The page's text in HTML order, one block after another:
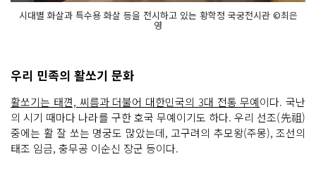
시대별 화살과 특수용 화살 등을 전시하고 있는 황학정 국궁전시관 ©최은
영
우리 민족의 활쏘기 문화
활쏘기는 태껸, 씨름과 더불어 대한민국의 3대 전통 무예이다. 국난
의 시기 때마다 나라를 구한 호국 무예이기도 하다. 우리 선조(先祖)
중에는 활 잘 쏘는 명궁도 많았는데, 고구려의 추모왕(주몽), 조선의
태조 임금, 충무공 이순신 장군 등이다.